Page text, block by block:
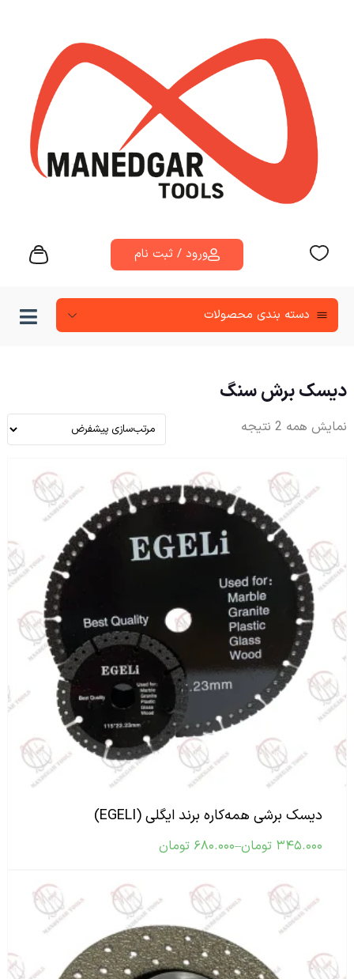
ورود / ثبت نام
دسته‌ بندی محصولات
دیسک برش سنگ
نمایش همه 2 نتیجه
دیسک برشی همه‌کاره برند ایگلی (EGELI)
۳۴۵.۰۰۰ تومان–۶۸۰.۰۰۰ تومان